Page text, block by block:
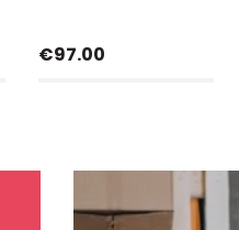
Price
€97.00